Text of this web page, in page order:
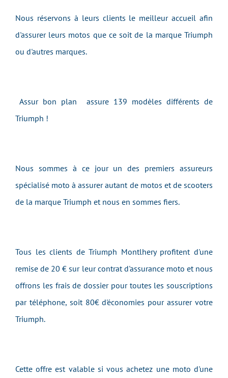
Nous réservons à leurs clients le meilleur accueil afin
d'assurer leurs motos que ce soit de la marque Triumph
ou d'autres marques.
Assur bon plan assure 139 modèles différents de
Triumph !
Nous sommes à ce jour un des premiers assureurs
spécialisé moto à assurer autant de motos et de scooters
de la marque Triumph et nous en sommes fiers.
Tous les clients de Triumph Montlhery profitent d'une
remise de 20 € sur leur contrat d'assurance moto et nous
offrons les frais de dossier pour toutes les souscriptions
par téléphone, soit 80€ d'économies pour assurer votre
Triumph.
Cette offre est valable si vous achetez une moto d'une